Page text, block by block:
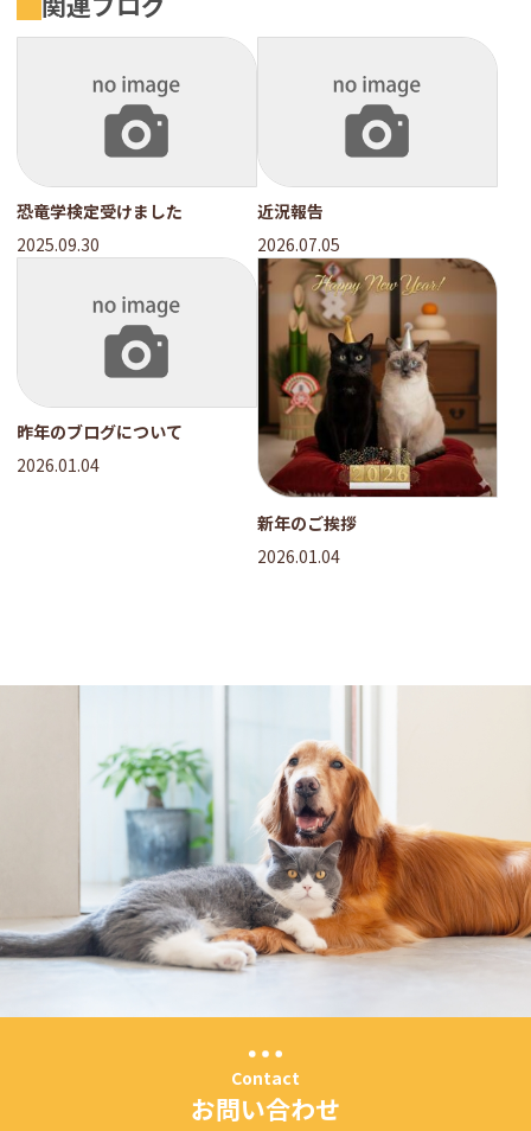
恐竜学検定受けました
2025.09.30
近況報告
2026.07.05
昨年のブログについて
2026.01.04
新年のご挨拶
2026.01.04
Contact
お問い合わせ